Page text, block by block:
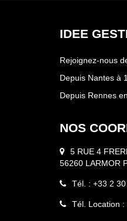
IDEE
Rejoignez-nous
Depuis Nantes à
Depuis Rennes
NOS
5 RUE 4
56260 LARMOR
Tél. : +33 2
Tél. Location